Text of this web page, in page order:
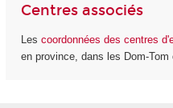
Centres associés
Les coordonnées des centres
en province, dans les Dom-Tom